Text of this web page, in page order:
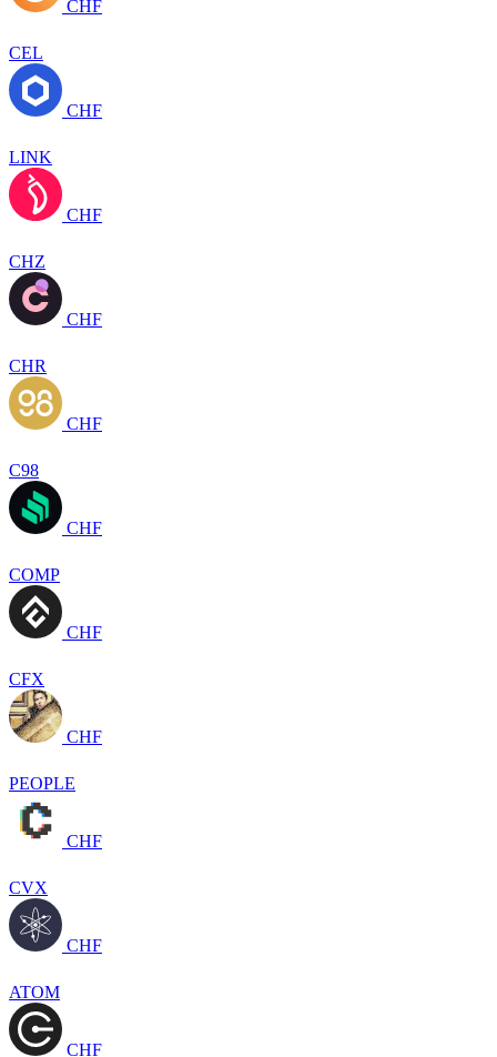
CHF
CEL
CHF
LINK
CHF
CHZ
CHF
CHR
CHF
C98
CHF
COMP
CHF
CFX
CHF
PEOPLE
CHF
CVX
CHF
ATOM
CHF